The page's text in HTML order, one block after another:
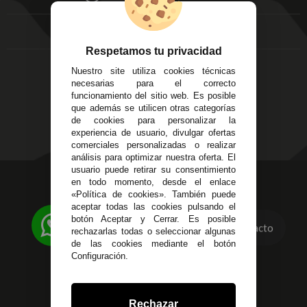
FAQ's
Local 3
Córdoba
14
Alzira - Valencia
C/ Esplugues, 135
Aviso Legal
Devoluciones
Política de Privacidad
Pago Seguro
Terminos y
Condiciones Generales
Políticas de Cookies
623 23 31 98
Atendemos Whatsapp
955 44 45 43/955 44 45 44
info@steielectronica.com
Avenida Plaza de Toros,
Local 3 Écija (Sevilla)
Contacto
Respetamos tu privacidad
Nuestro site utiliza cookies técnicas
necesarias para el correcto
funcionamiento del sitio web. Es posible
que además se utilicen otras categorías
de cookies para personalizar la
experiencia de usuario, divulgar ofertas
comerciales personalizadas o realizar
análisis para optimizar nuestra oferta. El
usuario puede retirar su consentimiento
en todo momento, desde el enlace
«Política de cookies». También puede
aceptar todas las cookies pulsando el
botón Aceptar y Cerrar. Es posible
rechazarlas todas o seleccionar algunas
de las cookies mediante el botón
Configuración.
Rechazar